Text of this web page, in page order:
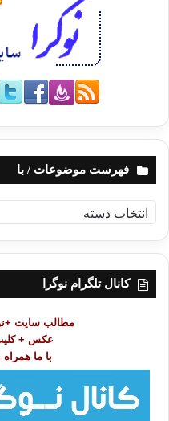
فهرست موضوعات / با
ه
ر
کانال تلگرام نوگرا
مطالب سایت
عکس +
با ما همراه